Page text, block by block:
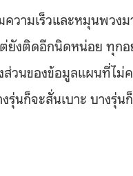
วามเร็วและหมุนพวง
ยังติดอีกนิดหน่อย ทุกอ
วนของข้อมูลแผนที่ไม่
รุ่นก็จะสั่นเบาะ บางรุ่